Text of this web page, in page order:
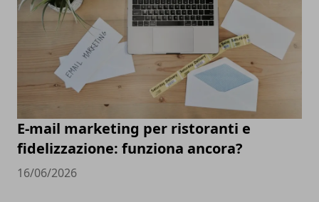
E-mail marketing per ristoranti e
fidelizzazione: funziona ancora?
16/06/2026